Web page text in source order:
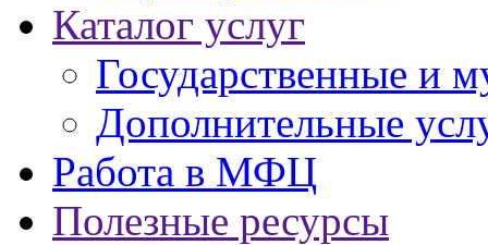
Каталог услуг
Государственные и
Дополнительные
Работа в МФЦ
Полезные ресурсы